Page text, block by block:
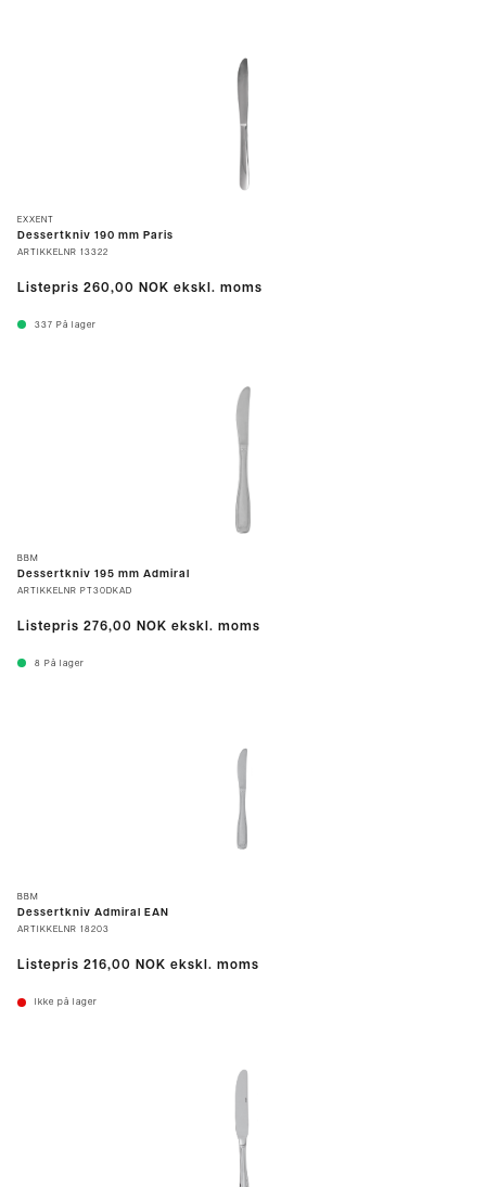
EXXENT
Dessertkniv 190 mm Paris
ARTIKKELNR 13322
Listepris 260,00 NOK ekskl. moms
337 På lager
BBM
Dessertkniv 195 mm Admiral
ARTIKKELNR PT30DKAD
Listepris 276,00 NOK ekskl. moms
8 På lager
BBM
Dessertkniv Admiral EAN
ARTIKKELNR 18203
Listepris 216,00 NOK ekskl. moms
Ikke på lager